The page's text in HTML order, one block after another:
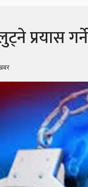
प्रयास